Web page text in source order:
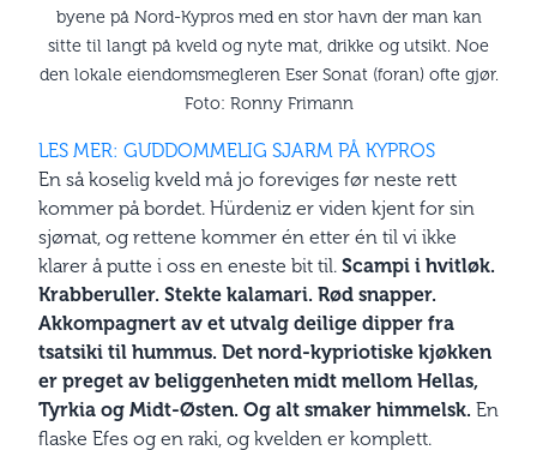
byene på Nord-Kypros med en stor havn der man kan
sitte til langt på kveld og nyte mat, drikke og utsikt. Noe
den lokale eiendomsmegleren Eser Sonat (foran) ofte gjør.
Foto: Ronny Frimann
LES MER: GUDDOMMELIG SJARM PÅ KYPROS
En så koselig kveld må jo foreviges før neste rett
kommer på bordet. Hürdeniz er viden kjent for sin
sjømat, og rettene kommer én etter én til vi ikke
klarer å putte i oss en eneste bit til. Scampi i hvitløk.
Krabberuller. Stekte kalamari. Rød snapper.
Akkompagnert av et utvalg deilige dipper fra
tsatsiki til hummus. Det nord-kypriotiske kjøkken
er preget av beliggenheten midt mellom Hellas,
Tyrkia og Midt-Østen. Og alt smaker himmelsk. En
flaske Efes og en raki, og kvelden er komplett.